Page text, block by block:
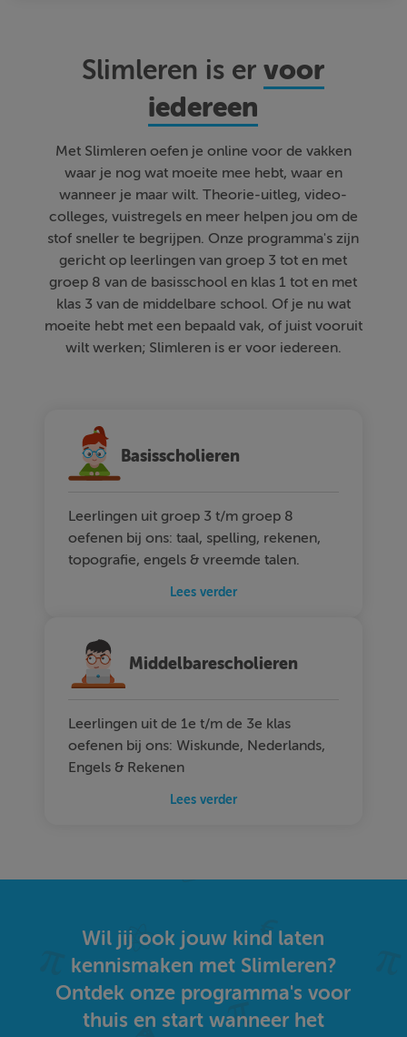
Slimleren is ervoor
iedereen
Met Slimleren oefen je online voor de vakken
waar je nog wat moeite mee hebt, waar en
wanneer je maar wilt. Theorie-uitleg, video-
colleges, vuistregels en meer helpen jou om de
stof sneller te begrijpen. Onze programma's zijn
gericht op leerlingen van groep 3 tot en met
groep 8 van de basisschool en klas 1 tot en met
klas 3 van de middelbare school. Of je nu wat
moeite hebt met een bepaald vak, of juist vooruit
wilt werken; Slimleren is er voor iedereen.
Basisscholieren
Leerlingen uit groep 3 t/m groep 8
oefenen bij ons: taal, spelling, rekenen,
topografie, engels & vreemde talen.
Lees verder
Middelbarescholieren
Leerlingen uit de 1e t/m de 3e klas
oefenen bij ons: Wiskunde, Nederlands,
Engels & Rekenen
Lees verder
Wil jij ook jouw kind laten
kennismaken met Slimleren?
Ontdek onze programma's voor
thuis en start wanneer het